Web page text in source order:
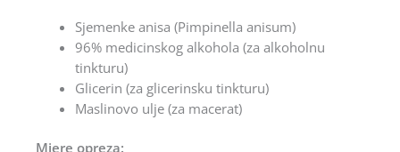
Sjemenke anisa (Pimpinella anisum)
96% medicinskog alkohola (za alkoholnu
tinkturu)
Glicerin (za glicerinsku tinkturu)
Maslinovo ulje (za macerat)
Mjere opreza: